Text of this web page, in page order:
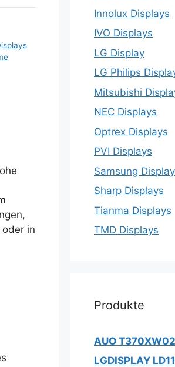
in
Innolux Displays
IVO Displays
LG Display
LG Philips
Mitsubishi
NEC Displays
Optrex Displays
PVI Displays
Samsung
Sharp Displays
Tianma Displays
TMD Displays
Produkte
AUO
LGDISPLAY